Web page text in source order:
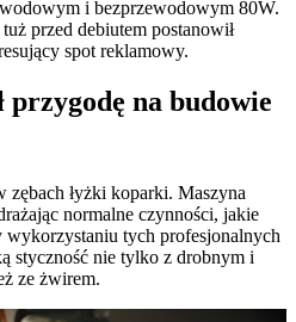
i bezprzewodowym 80W.
przed debiutem postanowił
spot reklamowy.
przygodę na budowie
zębach łyżki koparki. Maszyna
normalne czynności, jakie
tych profesjonalnych
styczność nie tylko z drobnym i
ze żwirem.